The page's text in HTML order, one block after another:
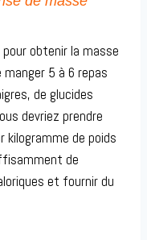
obtenir la masse
5 à 6 repas
de glucides
devriez prendre
kilogramme de poids
de
et fournir du